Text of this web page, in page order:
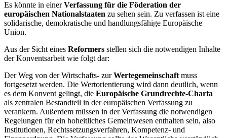
Es könnte in einerVerfassung für die Föderation der
europäischen Nationalstaaten zu sehen sein. Zu verfassen ist eine
solidarische, demokratische und handlungsfähige Europäische
Union.
Aus der Sicht eines Reformers stellen sich die notwendigen Inhalte
der Konventsarbeit wie folgt dar:
Der Weg von der Wirtschafts- zurWertegemeinschaft muss
fortgesetzt werden. Die Wertorientierung wird dann deutlich, wenn
es dem Konvent gelingt, die Europäische Grundrechte-Charta
als zentralen Bestandteil in der europäischen Verfassung zu
verankern. Außerdem müssen in der Verfassung die notwendigen
Regelungen für ein hoheitliches Gemeinwesen enthalten sein, also
Institutionen, Rechtssetzungsverfahren, Kompetenz- und